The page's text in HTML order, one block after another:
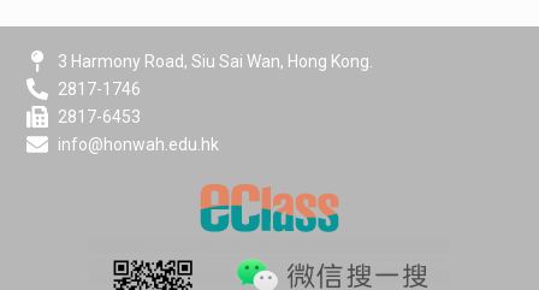
3 Harmony Road, Siu Sai Wan, Hong Kong.
2817-1746
2817-6453
info@honwah.edu.hk